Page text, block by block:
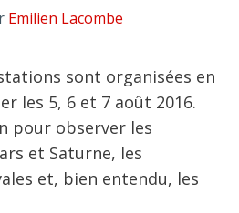
Emilien Lacombe
sont organisées en
les 5, 6 et 7 août 2016.
pour observer les
et Saturne, les
et, bien entendu, les